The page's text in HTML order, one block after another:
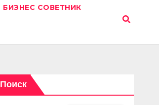
БИЗНЕС СОВЕТНИК
Поиск